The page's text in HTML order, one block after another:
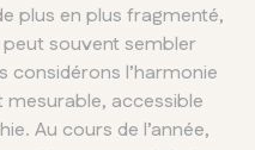
plus en plus fragmenté,
peut souvent sembler
considérons l’harmonie
accessible
Au cours de l’année,